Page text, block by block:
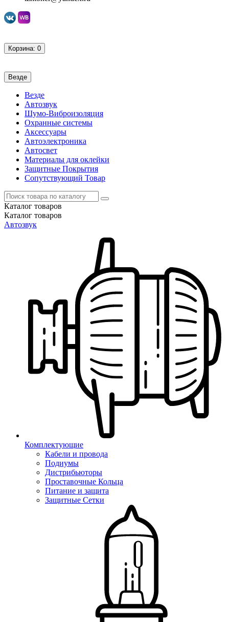
Корзина: 0
Везде
Везде
Автозвук
Шумо-Виброизоляция
Охранные системы
Аксессуары
Автоэлектроника
Автосвет
Материалы для оклейки
Защитные Покрытия
Сопутствующий Товар
Каталог товаров
Каталог товаров
Автозвук
Комплектующие
Кабели и провода
Подиумы
Дистрибьюторы
Проставочные Кольца
Питание и защита
Защитные Сетки